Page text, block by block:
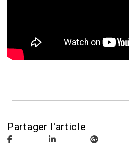
Partager l'article